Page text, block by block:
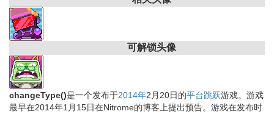
可解锁头像
changeType()是一个发布于2014年2月20日的平台跳跃游戏。游戏
最早在2014年1月15日在Nitrome的博客上提出预告。游戏在发布时